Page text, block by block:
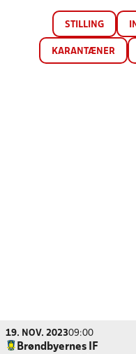
STILLING
KARANTÆNER
19. NOV. 202309:00
Brøndbyernes IF